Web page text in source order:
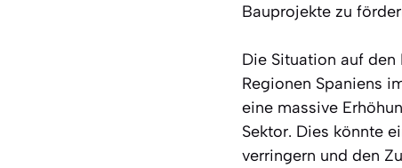
Bauprojekte zu
Die Situation auf
Regionen Spaniens
eine massive
Sektor. Dies könnte
verringern und den